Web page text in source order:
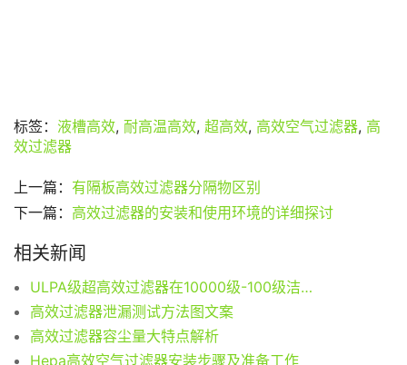
标签： 液槽高效, 耐高温高效, 超高效, 高效空气过滤器, 高
效过滤器
上一篇： 有隔板高效过滤器分隔物区别
下一篇： 高效过滤器的安装和使用环境的详细探讨
相关新闻
ULPA级超高效过滤器在10000级-100级洁净室特点
高效过滤器泄漏测试方法图文案
高效过滤器容尘量大特点解析
Hepa高效空气过滤器安装步骤及准备工作